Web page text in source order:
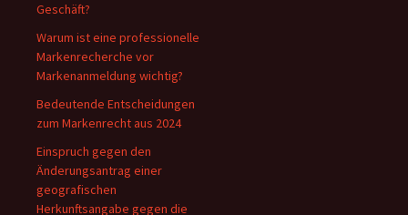
Geschäft?
Warum ist eine professionelle
Markenrecherche vor
Markenanmeldung wichtig?
Bedeutende Entscheidungen
zum Markenrecht aus 2024
Einspruch gegen den
Änderungsantrag einer
geografischen
Herkunftsangabe gegen die